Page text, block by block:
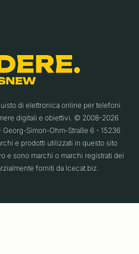
di elettronica online per telefoni
digitali e obiettivi. © 2008-2026
Simon-Ohm-Straße 6 - 15236
e prodotti utilizzati in questo sito
e sono marchi o marchi registrati dei
forniti da Icecat.biz.